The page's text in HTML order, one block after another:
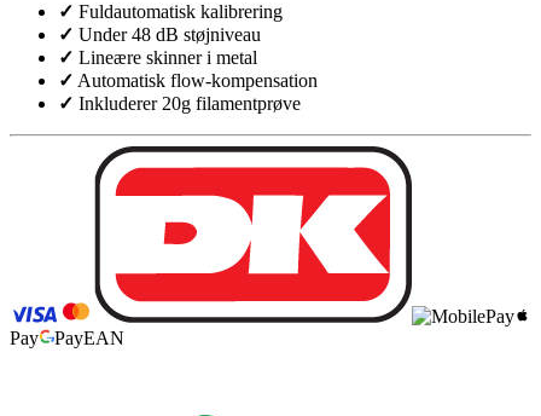
✓ Fuldautomatisk kalibrering
✓ Under 48 dB støjniveau
✓ Lineære skinner i metal
✓ Automatisk flow-kompensation
✓ Inkluderer 20g filamentprøve
Pay PayEAN